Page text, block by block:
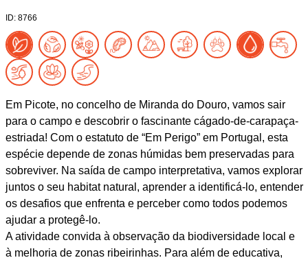
ID: 8766
Em Picote, no concelho de Miranda do Douro, vamos sair
para o campo e descobrir o fascinante cágado-de-carapaça-
estriada! Com o estatuto de “Em Perigo” em Portugal, esta
espécie depende de zonas húmidas bem preservadas para
sobreviver. Na saída de campo interpretativa, vamos explorar
juntos o seu habitat natural, aprender a identificá-lo, entender
os desafios que enfrenta e perceber como todos podemos
ajudar a protegê-lo.
A atividade convida à observação da biodiversidade local e
à melhoria de zonas ribeirinhas. Para além de educativa,